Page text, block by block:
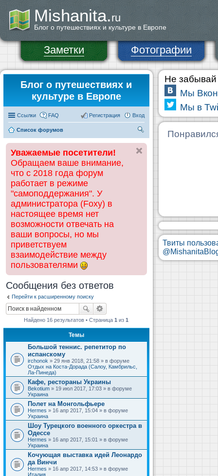
Mishanita.ru
Блог о путешествиях и культуре в Европе
Заметки Фотографии
Блог о путешествиях и
культуре в Европе
Ссылки FAQ Вход
Регистрация
Список форумов
ск
Уважаемые посетители!
Обращаем ваше внимание,
что с 2018 года форум
работает в режиме
"самоподдержания". У
администратора (Foxy) в
настоящее время нет
возможности отвечать на
ваши вопросы, но мы
приветствуем
взаимодействие между
пользователями
Сообщения без ответов
Перейти к расширенному поиску
Найдено 16 результатов • Страница1 из1
Темы
Большой теннис. репетитор по
испанскому
irchonok » 29 янв 2018, 21:58 » в форуме
Отдых на Коста-Дорада (Салоу, Камбрильс,
Ла-Пинеда)
Кафе, рестораны Украины
Bekotium » 19 июл 2017, 17:03 » в форуме
Украина
Полет на Монгольфьере
Hermes » 16 апр 2017, 15:04 » в форуме
Украина
Шоу Турецкого военного оркестра в
Одессе
Hermes » 16 апр 2017, 15:01 » в форуме
Украина
Кочующая выставка идей Леонардо
да Винчи
Hermes » 16 апр 2017, 14:53 » в форуме
Италия
Не забывай
Мы
Мы в
Твиты